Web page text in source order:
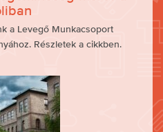
a Levegő Munkacsoport
Részletek a cikkben.